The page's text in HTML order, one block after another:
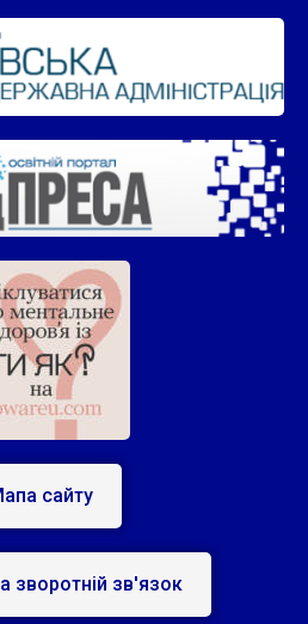
сайту
зворотній зв'язок